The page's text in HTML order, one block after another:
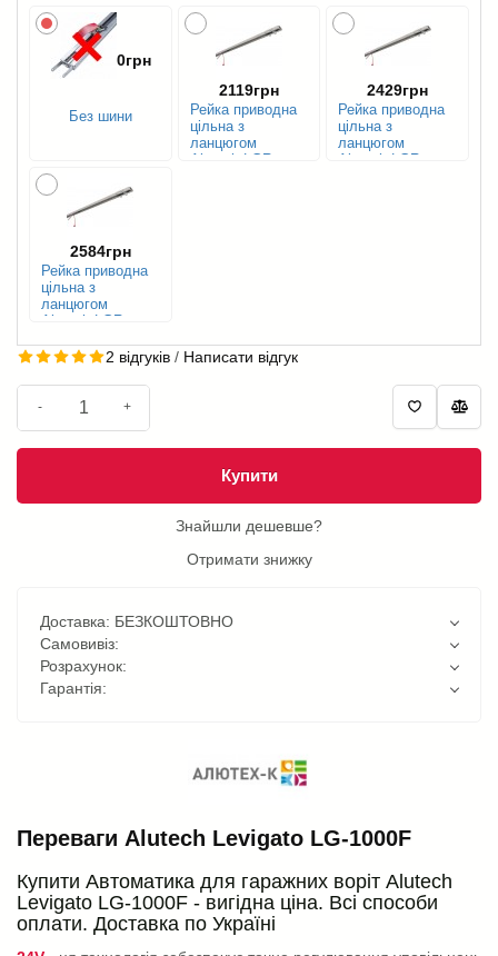
воріт, з HL ≤ 1000
мм
воріт, з HL ≤ 1500
мм
Без шини
0грн
Рейка приводна
цільна з
ланцюгом
Alutech LGR-
2119грн
Рейка приводна
цільна з
ланцюгом
Alutech LGR-
2429грн
Рейка приводна
цільна з
ланцюгом
Alutech LGR-
2584грн
2 відгуків / Написати відгук
- +
Купити
Знайшли дешевше?
Отримати знижку
Доставка: БЕЗКОШТОВНО
Самовивіз:
Розрахунок:
Гарантія:
Переваги Alutech Levigato LG-1000F
Купити Автоматика для гаражних воріт Alutech
Levigato LG-1000F - вигідна ціна. Всі способи
оплати. Доставка по Україні